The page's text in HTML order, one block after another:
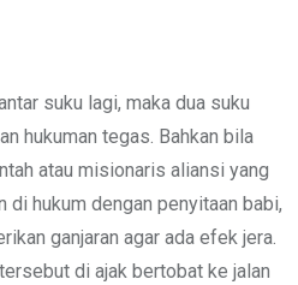
suku lagi, maka dua suku
hukuman tegas. Bahkan bila
atau misionaris aliansi yang
di hukum dengan penyitaan babi,
ganjaran agar ada efek jera.
di ajak bertobat ke jalan